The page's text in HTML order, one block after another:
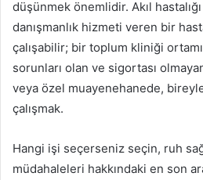
düşünmek önemlidir. Akıl
danışmanlık hizmeti veren bir
çalışabilir; bir toplum kliniği
sorunları olan ve sigortası
veya özel muayenehanede,
çalışmak.
Hangi işi seçerseniz seçin, ruh
müdahaleleri hakkındaki en son